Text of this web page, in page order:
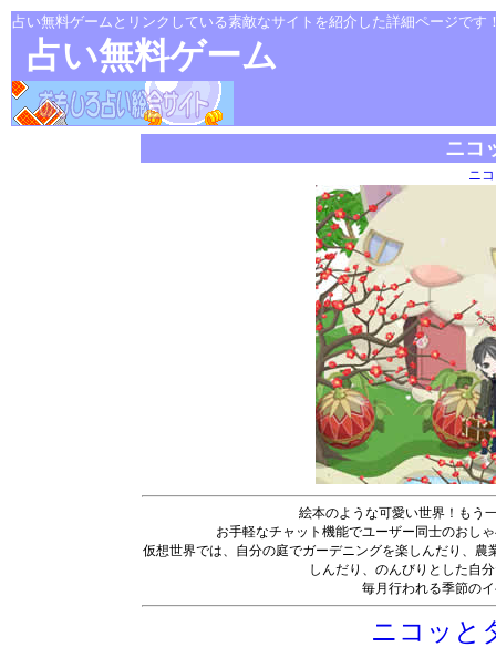
占い無料ゲームとリンクしている素敵なサイトを紹介した詳細ページです
占い無料ゲーム
ニコ
ニ
絵本のような可愛い世界！もう
お手軽なチャット機能でユーザー同士のおし
仮想世界では、自分の庭でガーデニングを楽しんだり、
しんだり、のんびりとした自
毎月行われる季節の
ニコッと